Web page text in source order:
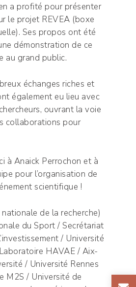
a profité pour présenter
le projet REVEA (boxe
Ses propos ont été
démonstration de ce
au grand public.
échanges riches et
également eu lieu avec
ouvrant la voie
collaborations pour
à Anaick Perrochon et à
pour l’organisation de
scientifique !
de la recherche)
du Sport / Secrétariat
/ Université
HAVAE / Aix-
/ Université Rennes
M2S / Université de